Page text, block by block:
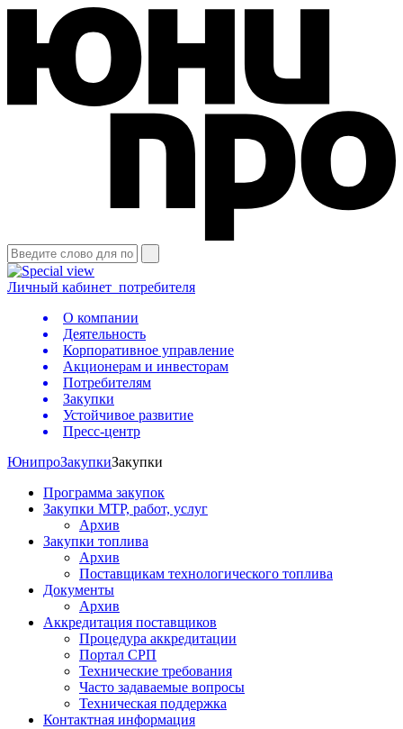
Личный кабинет потребителя
О компании
Деятельность
Корпоративное управление
Акционерам и инвесторам
Потребителям
Закупки
Устойчивое развитие
Пресс-центр
ЮнипроЗакупкиЗакупки
Программа закупок
Закупки МТР, работ, услуг
Архив
Закупки топлива
Архив
Поставщикам технологического топлива
Документы
Архив
Аккредитация поставщиков
Процедура аккредитации
Портал СРП
Технические требования
Часто задаваемые вопросы
Техническая поддержка
Контактная информация